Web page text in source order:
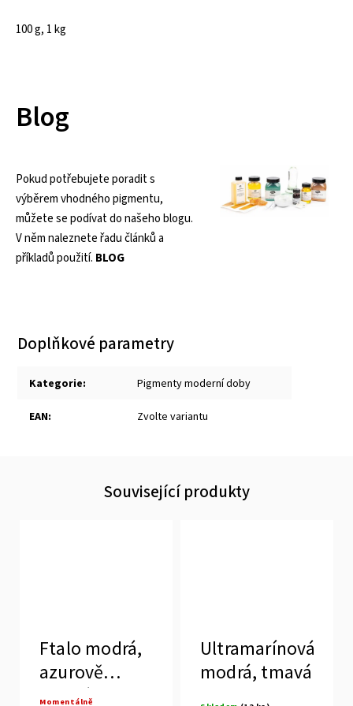
100 g, 1 kg
Blog
Pokud potřebujete poradit s
výběrem vhodného pigmentu,
můžete se podívat do našeho blogu.
V něm naleznete řadu článků a
příkladů použití. BLOG
Doplňkové parametry
Kategorie: Pigmenty moderní doby
EAN: Zvolte variantu
Související produkty
Ftalo modrá,
azurově
modrá
Momentálně
Ultramarínová
modrá, tmavá